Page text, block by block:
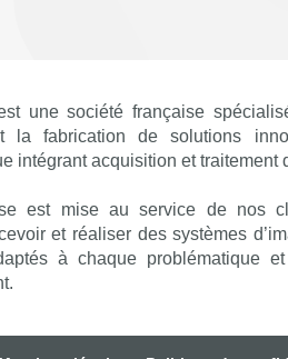
une société française
la fabrication de solutions
intégrant acquisition et traitement
est mise au service de nos
et réaliser des systèmes
à chaque problématique